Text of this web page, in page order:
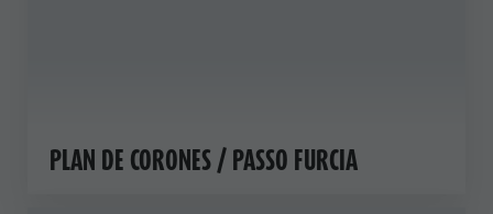
PLAN DE CORONES / PASSO FURCIA